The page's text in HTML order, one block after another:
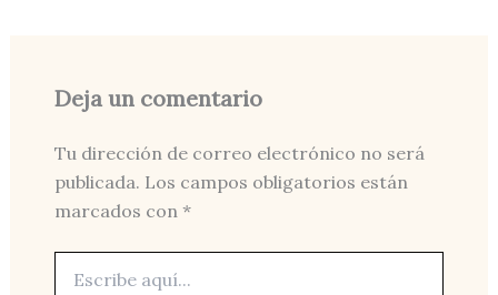
Deja un comentario
Tu dirección de correo electrónico no será
publicada. Los campos obligatorios están
marcados con *
aquí...